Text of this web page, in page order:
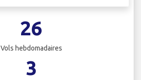
26
Vols hebdomadaires
3